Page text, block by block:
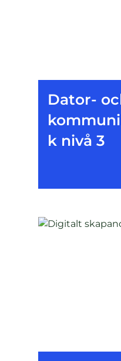
Dator-
k nivå 3